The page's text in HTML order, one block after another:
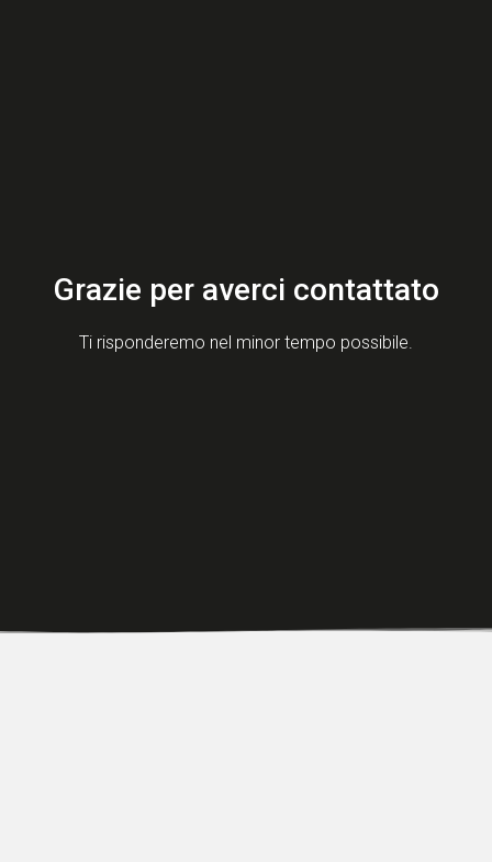
Grazie per averci contattato
Ti risponderemo nel minor tempo possibile.